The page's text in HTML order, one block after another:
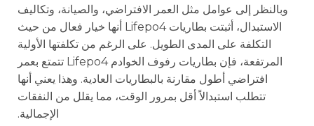
وبالنظر إلى عوامل مثل العمر الافتراضي، والصيانة، وتكاليف
الاستبدال، أثبتت بطاريات Lifepo4 أنها خيار فعال من حيث
التكلفة على المدى الطويل. على الرغم من تكلفتها الأولية
المرتفعة، فإن بطاريات رفوف الخوادم Lifepo4 تتمتع بعمر
افتراضي أطول مقارنة بالبطاريات العادية. وهذا يعني أنها
تتطلب استبدالاً أقل بمرور الوقت، مما يقلل من النفقات
الإجمالية.